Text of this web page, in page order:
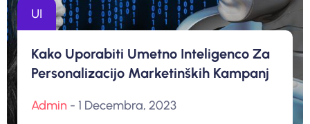
UI
Kako Uporabiti Umetno Inteligenco Za
Personalizacijo Marketinških Kampanj
Admin - 1 Decembra, 2023